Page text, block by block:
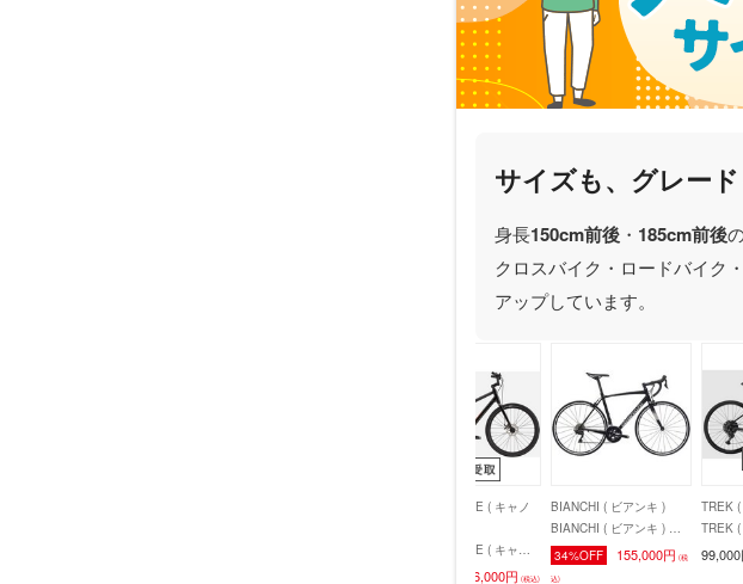
サイズも、グレー
身長150cm前後 ・ 185cm前後
クロスバイク・ロードバイク
アップしています。
CANNONDALE ( キャノ
CANNONDALE ( キャノ
ンデール ) クロスバイク
76,000円 (税込)
BIANCHI ( ビアンキ )
BIANCHI ( ビアンキ ) ロ
ードバイク VIA NIRONE
34%OFF 155,000円 (税
込)
TREK
TREK
バイク
99,000